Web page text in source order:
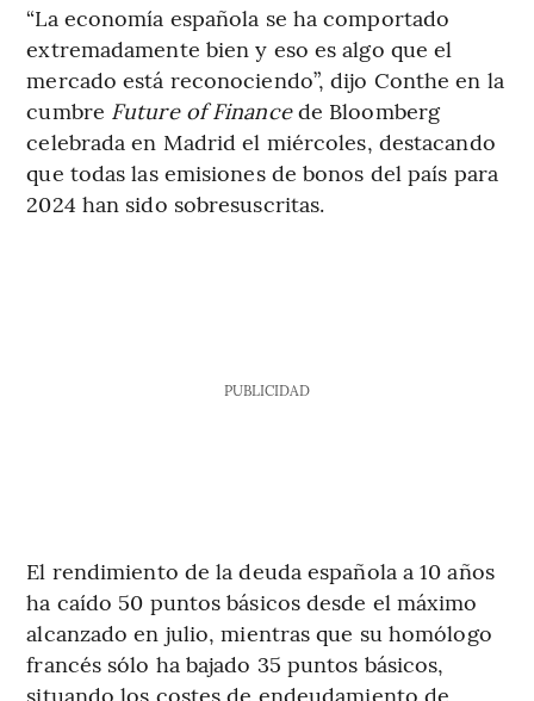
“La economía española se ha comportado
extremadamente bien y eso es algo que el
mercado está reconociendo”, dijo Conthe en la
cumbre Future of Financede Bloomberg
celebrada en Madrid el miércoles, destacando
que todas las emisiones de bonos del país para
2024 han sido sobresuscritas.
PUBLICIDAD
El rendimiento de la deuda española a 10 años
ha caído 50 puntos básicos desde el máximo
alcanzado en julio, mientras que su homólogo
francés sólo ha bajado 35 puntos básicos,
situando los costes de endeudamiento de